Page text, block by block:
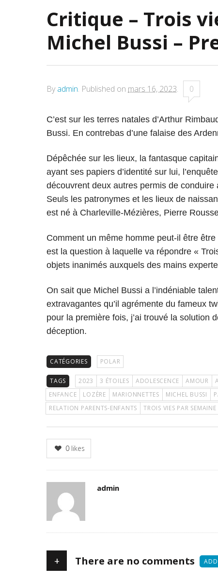
Critique – Trois
Michel Bussi –
By admin. Published on mars 16, 2023. 0
C’est sur les terres natales d’Arthur
Bussi. En contrebas d’une falaise des
Dépêchée sur les lieux, la fantasque
ayant ses papiers d’identité sur lui,
découvrent deux autres permis de
Seuls les patronymes et les lieux de
est né à Charleville-Mézières, Pierre
Comment un même homme peut-il être
est la question à laquelle va répondre «
objets inanimés auxquels des mains
On sait que Michel Bussi a l’indéniable
extravagantes qu’il agrémente du fameux
pour la première fois, j’ai trouvé la solution
déception.
CATÉGORIES POLAR
TAGS 2023 3 ÉTOILES ADOLESCENCE AMOUR
ENFANCE
LOZÈRE MARIONNETTES MICHEL BUSSI
RELATION PARENTS-ENFANTS
TROIS VIES PAR SEMAINE
0 likes
Author
admin
+ There are no comments